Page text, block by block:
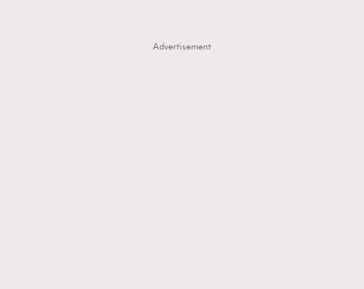
Advertisement